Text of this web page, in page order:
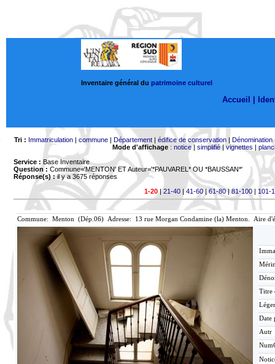
Inventaire général du patrimoine culturel
Accueil |
Tri : Immatriculation| commune| Département| édifice de conservation| Dénomination
Mode d'affichage: notice| simplifié|vignettes |
Service : Base Inventaire
Question : Commune='MENTON' ET Auteur='*PAUVAREL* OU *BAUSSAN*'
Réponse(s) :il y a 3675 réponses
1-20|21-40|41-60| 61-80|81-100| 101-
Commune: Menton (Dép.06) Adresse: 13 rue Morgan Condamine (la) Menton. Aire
Titre
Date
Autr